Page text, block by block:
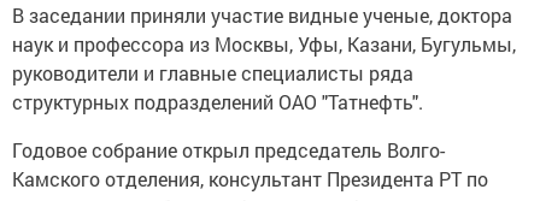
В заседании приняли участие видные ученые, доктора
наук и профессора из Москвы, Уфы, Казани, Бугульмы,
руководители и главные специалисты ряда
структурных подразделений ОАО "Татнефть".
Годовое собрание открыл председатель Волго-
Камского отделения, консультант Президента РТ по